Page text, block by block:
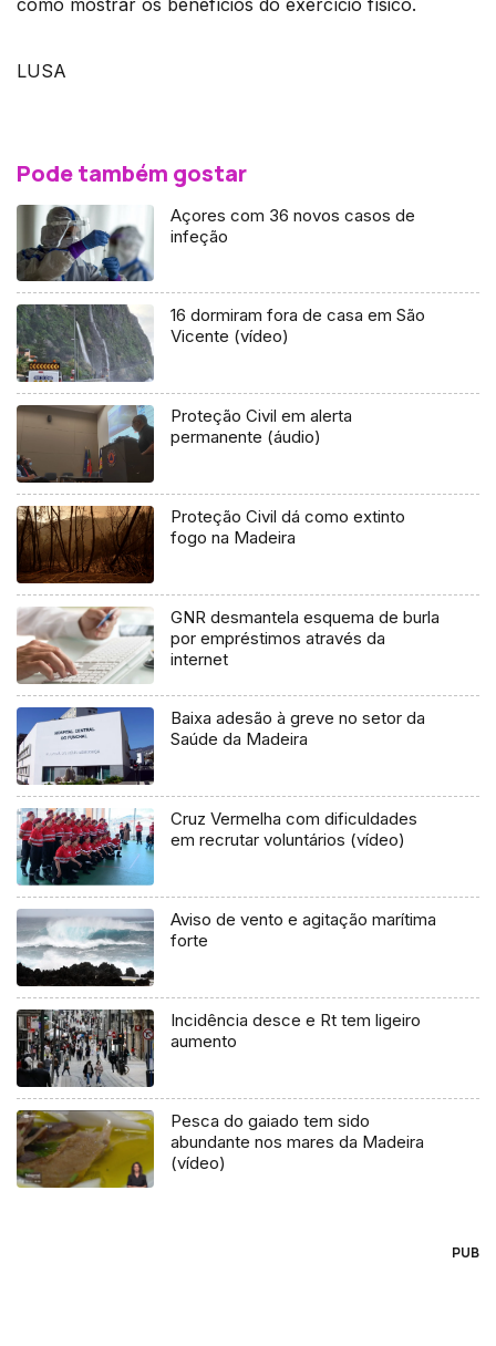
LUSA
Pode também gostar
Açores com 36 novos casos de
infeção
16 dormiram fora de casa em São
Vicente (vídeo)
Proteção Civil em alerta
permanente (áudio)
Proteção Civil dá como extinto
fogo na Madeira
GNR desmantela esquema de burla
por empréstimos através da
internet
Baixa adesão à greve no setor da
Saúde da Madeira
Cruz Vermelha com dificuldades
em recrutar voluntários (vídeo)
Aviso de vento e agitação marítima
forte
Incidência desce e Rt tem ligeiro
aumento
Pesca do gaiado tem sido
abundante nos mares da Madeira
(vídeo)
PUB